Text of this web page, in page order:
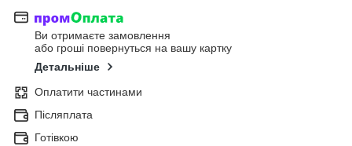
Ви отримаєте замовлення
або гроші повернуться на вашу картку
Детальніше
Оплатити частинами
Післяплата
Готівкою